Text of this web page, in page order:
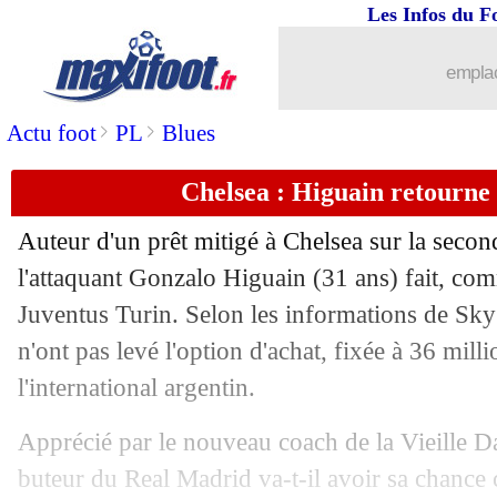
Actu foot> PL > Blues
Les Infos du
Chelsea : Higuain retourne
Auteur d'un prêt mitigé à Chelsea sur la
l'attaquant Gonzalo Higuain (31 ans) fait,
Juventus Turin. Selon les informations de
n'ont pas levé l'option d'achat, fixée à 36
l'international argentin.
Apprécié par le nouveau coach de la Vieille
buteur du Real Madrid va-t-il avoir sa chance
Man Utd : prolongation pour
01/07 Angers: Alioui, c'est signé (officiel)
01/07 Lille: Reinildo définitivement signé
01/07 Barça: Dembélé finalement sacrifié ?
01/07 Nice : Vieira dément les rumeurs
01/07 MLS: Ibrahimovic, sa nouvelle
01/07 ASSE : le point mercato de Printant